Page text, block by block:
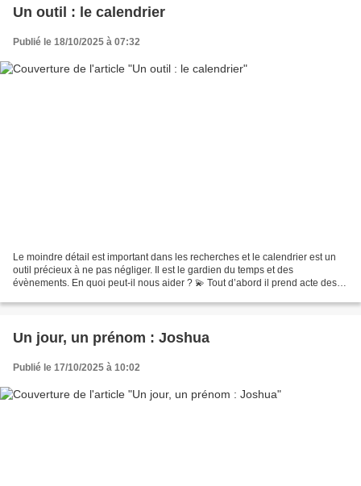
Un outil : le calendrier
Publié le 18/10/2025 à 07:32
Le moindre détail est important dans les recherches et le calendrier est un
outil précieux à ne pas négliger. Il est le gardien du temps et des
évènements. En quoi peut-il nous aider ? 💫 Tout d’abord il prend acte des
Un jour, un prénom : Joshua
Publié le 17/10/2025 à 10:02